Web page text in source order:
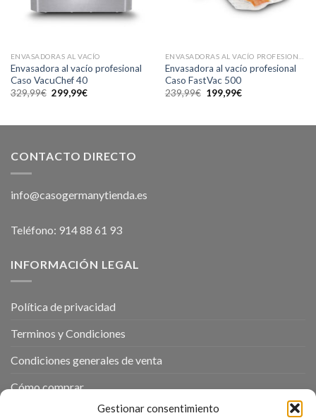
Gestionar consentimiento
ENVASADORAS AL VACÍO
Envasadora al vacío profesional
Caso VacuChef 40
329,99€ El
precio
329,99€.
299,99€El
299,99€.
Envasadora al vacío profesional
Caso FastVac 500
239,99€ El
precio
239,99€.
199,99€El
199,99€.
CONTACTO DIRECTO
info@casogermanytienda.es
Teléfono: 914 88 61 93
INFORMACIÓN LEGAL
Política de privacidad
Terminos y Condiciones
Condiciones generales de venta
Cómo comprar
Política de cookies